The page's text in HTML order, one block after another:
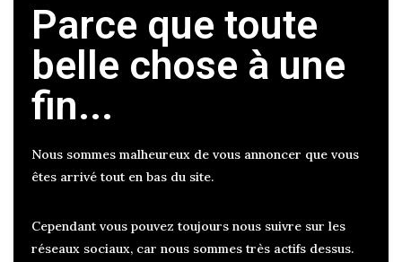
Parce que toute
belle chose à une
fin...
Nous sommes malheureux de vous annoncer que vous
êtes arrivé tout en bas du site.
Cependant vous pouvez toujours nous suivre sur les
réseaux sociaux, car nous sommes très actifs dessus.